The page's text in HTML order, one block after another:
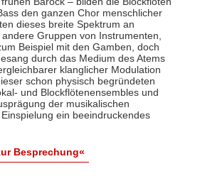
den ganzen Chor menschlicher
dieses breite Spektrum an
Gruppen von Instrumenten,
Bei­spiel mit den Gamben, doch
durch das Medium des Atems
klanglicher Modulation
schon physisch begründeten
und Blockflö­tenensembles und
der musikalischen
ein beeindruckendes
Besprechung«